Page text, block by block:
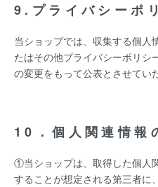
9.プライバシーポ
当ショップでは、収集する個人
たはその他プライバシーポリシ
の変更をもって公表とさせてい
10．個人関連情報
①当ショップは、取得した個人
することが想定される第三者に